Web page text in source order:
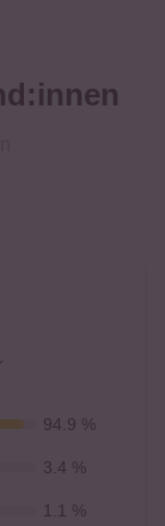
94.9 %
3.4 %
1.1 %